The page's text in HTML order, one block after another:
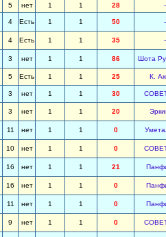
5 нет 1 1 28 -
4 Есть 1 1 50 -
4 Есть 1 1 35 -
3 нет 1 1 86 Шота
5 Есть 1 1 25 К.
3 нет 1 1 30
3 нет 1 1 20
11 нет 1 1 0
10 нет 1 1 0
16 нет 1 1 21
16 нет 1 1 0
11 нет 1 1 0
9 нет 1 1 0